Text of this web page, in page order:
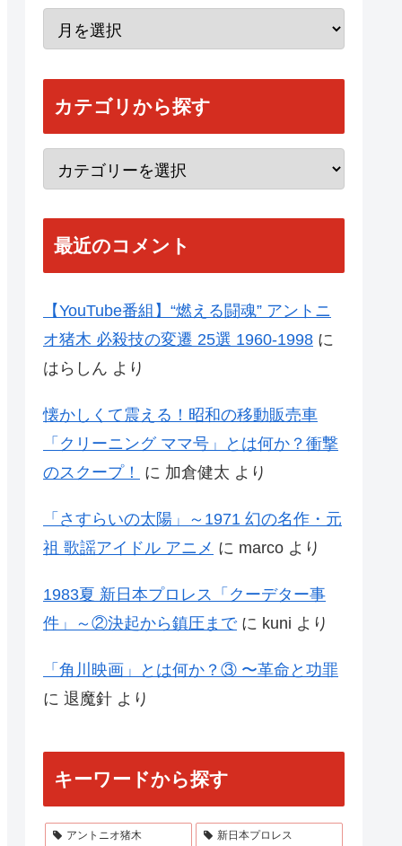
カテゴリから探す
最近のコメント
【YouTube番組】“燃える闘魂” アントニ
オ猪木 必殺技の変遷 25選 1960-1998 に
はらしん より
懐かしくて震える！昭和の移動販売車
「クリーニング ママ号」とは何か？衝撃
のスクープ！
に 加倉健太 より
「さすらいの太陽」～1971 幻の名作・元
祖 歌謡アイドル アニメ に marco より
1983夏 新日本プロレス「クーデター事
件」～②決起から鎮圧までに kuni より
「角川映画」とは何か？③ 〜革命と功罪
に 退魔針 より
キーワードから探す
アントニオ猪木 新日本プロレス